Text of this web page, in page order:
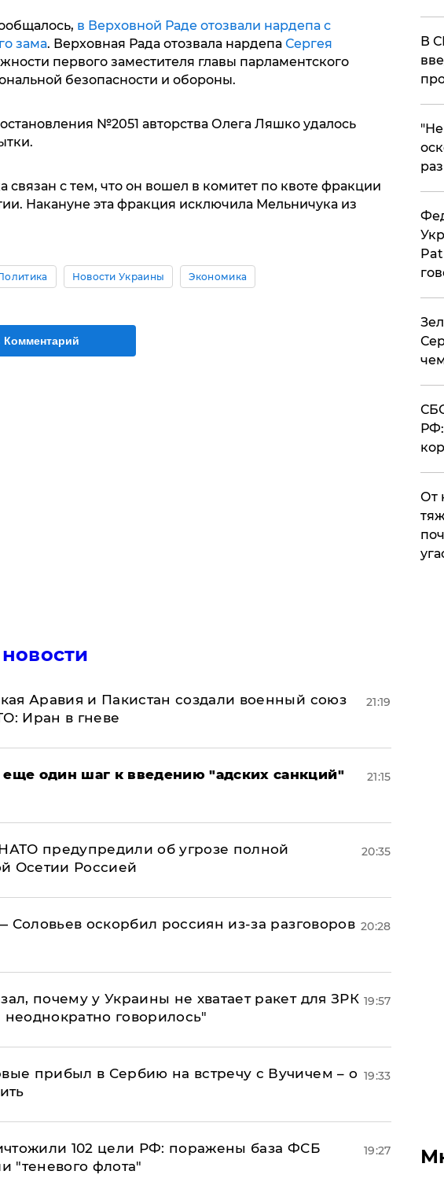
в Верховной Раде отозвали нардепа с
зама. Верховная Рада отозвала нардепа Сергея
первого заместителя главы парламентского
безопасности и обороны.
№2051 авторства Олега Ляшко удалось
связан с тем, что он вошел в комитет по квоте фракции
Накануне эта фракция исключила Мельничука из
Новости Украины Экономика
Комментарий
Аравия и Пакистан создали военный союз
Иран в гневе
21:19
один шаг к введению "адских санкций"
21:15
предупредили об угрозе полной
Осетии Россией
20:35
Соловьев оскорбил россиян из-за разговоров 20:28
почему у Украины не хватает ракет для ЗРК
говорилось"
19:57
прибыл в Сербию на встречу с Вучичем – о 19:33
102 цели РФ: поражены база ФСБ
"теневого флота"
19:27
В
От